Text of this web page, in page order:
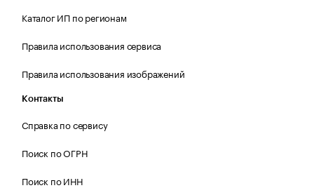
Каталог ИП по регионам
Правила использования сервиса
Правила использования изображений
Контакты
Справка по сервису
Поиск по ОГРН
Поиск по ИНН